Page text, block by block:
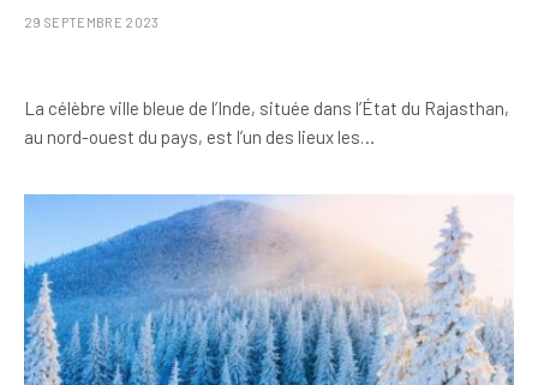
29 SEPTEMBRE 2023
La célèbre ville bleue de l’Inde, située dans l’État du Rajasthan,
au nord-ouest du pays, est l’un des lieux les…